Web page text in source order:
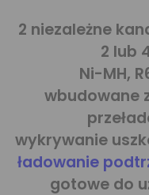
2 niezależne
2 lub
Ni-MH,
wbudowane
wykrywanie
ładowanie
gotowe do